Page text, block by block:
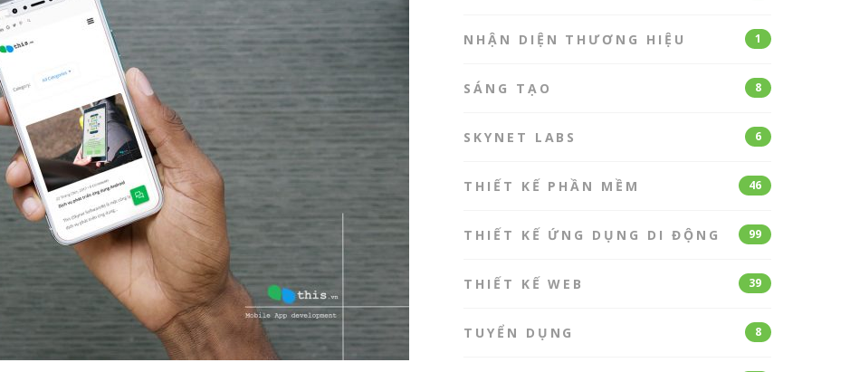
NHẬN DIỆN THƯƠNG HIỆU 1
SÁNG TẠO 8
SKYNET LABS 6
THIẾT KẾ PHẦN MỀM 46
THIẾT KẾ ỨNG DỤNG DI ĐỘNG 99
THIẾT KẾ WEB 39
TUYỂN DỤNG 8